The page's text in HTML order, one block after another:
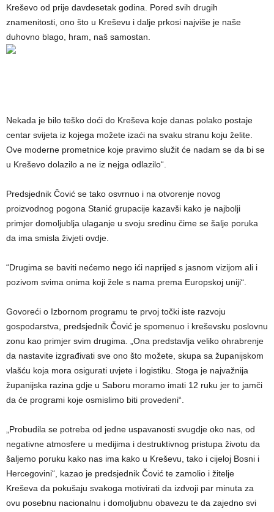
Kreševo od prije davdesetak godina. Pored svih drugih
znamenitosti, ono što u Kreševu i dalje prkosi najviše je naše
duhovno blago, hram, naš samostan.
Nekada je bilo teško doći do Kreševa koje danas polako postaje
centar svijeta iz kojega možete izaći na svaku stranu koju želite.
Ove moderne prometnice koje pravimo služit će nadam se da bi se
u Kreševo dolazilo a ne iz nejga odlazilo“.
Predsjednik Čović se tako osvrnuo i na otvorenje novog
proizvodnog pogona Stanić grupacije kazavši kako je najbolji
primjer domoljublja ulaganje u svoju sredinu čime se šalje poruka
da ima smisla živjeti ovdje.
“Drugima se baviti nećemo nego ići naprijed s jasnom vizijom ali i
pozivom svima onima koji žele s nama prema Europskoj uniji“.
Govoreći o Izbornom programu te prvoj točki iste razvoju
gospodarstva, predsjednik Čović je spomenuo i kreševsku poslovnu
zonu kao primjer svim drugima. „Ona predstavlja veliko ohrabrenje
da nastavite izgrađivati sve ono što možete, skupa sa županijskom
vlašću koja mora osigurati uvjete i logistiku. Stoga je najvažnija
županijska razina gdje u Saboru moramo imati 12 ruku jer to jamči
da će programi koje osmislimo biti provedeni“.
„Probudila se potreba od jedne uspavanosti svugdje oko nas, od
negativne atmosfere u medijima i destruktivnog pristupa životu da
šaljemo poruku kako nas ima kako u Kreševu, tako i cijeloj Bosni i
Hercegovini“, kazao je predsjednik Čović te zamolio i žitelje
Kreševa da pokušaju svakoga motivirati da izdvoji par minuta za
ovu posebnu nacionalnu i domoljubnu obavezu te da zajedno svi